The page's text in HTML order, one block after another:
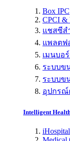
Box IPC
CPCI &
แชสซีส
แพลตฟ
เมนบอ
ระบบข
ระบบขน
อุปกรณ์
Intelligent